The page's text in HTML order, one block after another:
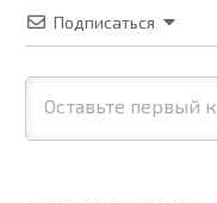
Подписаться